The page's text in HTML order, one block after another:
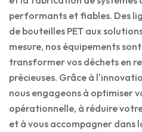
performants et fiables. Des
de bouteilles PET aux
mesure, nos équipements
transformer vos déchets en
précieuses. Grâce à
nous engageons à optimiser
opérationnelle, à réduire
et à vous accompagner dans